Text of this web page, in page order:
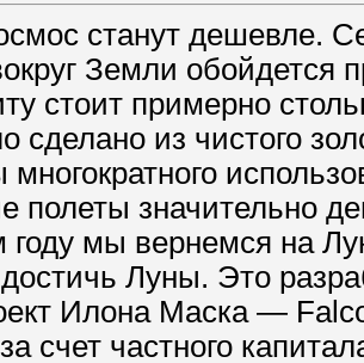
станут дешевле.
Земли обойдется
стоит примерно
сделано из чистого
многократного
полеты значительно
мы вернемся на
Луны. Это
Илона Маска —
счет частного